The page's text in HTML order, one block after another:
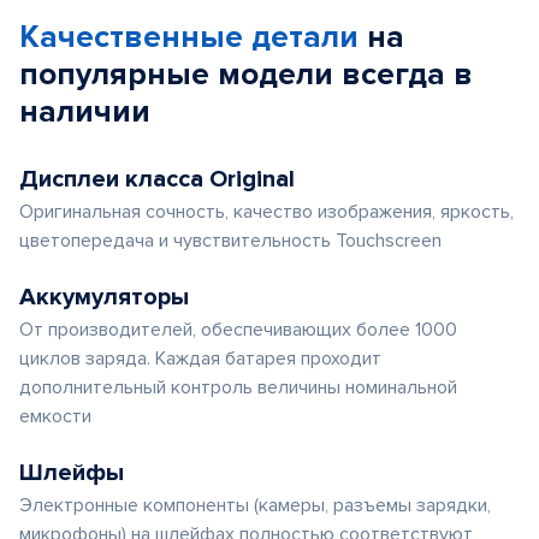
Качественные детали на
популярные модели всегда в
наличии
Дисплеи класса Original
Оригинальная сочность, качество изображения, яркость,
цветопередача и чувствительность Touchscreen
Аккумуляторы
От производителей, обеспечивающих более 1000
циклов заряда. Каждая батарея проходит
дополнительный контроль величины номинальной
емкости
Шлейфы
Электронные компоненты (камеры, разъемы зарядки,
микрофоны) на шлейфах полностью соответствуют